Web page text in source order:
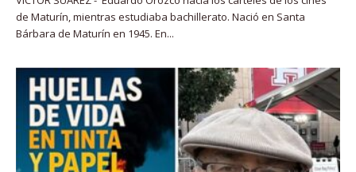
de Maturín, mientras estudiaba bachillerato. Nació en Santa
Bárbara de Maturín en 1945. En...